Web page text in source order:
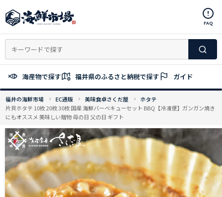
ン
ン
へ
ッ
プ
FAQ
海産物で探す 福井県のふるさと納税で探す ガイド
福井の海鮮市場 EC通販 美味食卓さくだ屋
ホタテ
片貝ホタテ 10枚 20枚 30枚 国産 海鮮バーベキューセット BBQ【冷凍便】ガンガン焼き
にもオススメ 美味しい贈物 母の日 父の日 ギフト